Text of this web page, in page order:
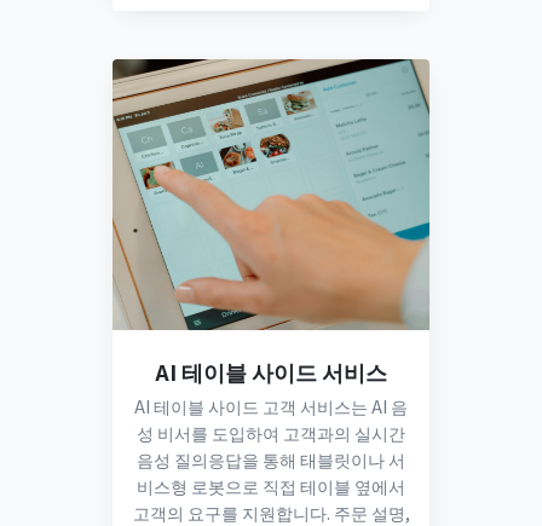
AI 테이블 사이드 서비스
AI 테이블 사이드 고객 서비스는 AI 음
성 비서를 도입하여 고객과의 실시간
음성 질의응답을 통해 태블릿이나 서
비스형 로봇으로 직접 테이블 옆에서
고객의 요구를 지원합니다. 주문 설명,